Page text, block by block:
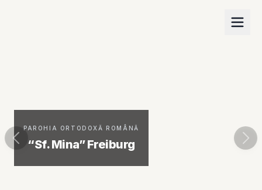
PAROHIA ORTODOXĂ ROMÂNĂ
“Sf. Mina” Freiburg